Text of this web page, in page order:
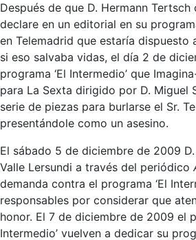
Después de que D. Hermann Tertsch
declare en un editorial en su
en Telemadrid que estaría dispuesto
si eso salvaba vidas, el día 2 de
programa ‘El Intermedio’ que
para La Sexta dirigido por D. Miguel
serie de piezas para burlarse el Sr.
presentándole como un asesino.
El sábado 5 de diciembre de 2009
Valle Lersundi a través del periódico
demanda contra el programa ‘El
responsables por considerar que
honor. El 7 de diciembre de 2009 el
Intermedio’ vuelven a dedicar su